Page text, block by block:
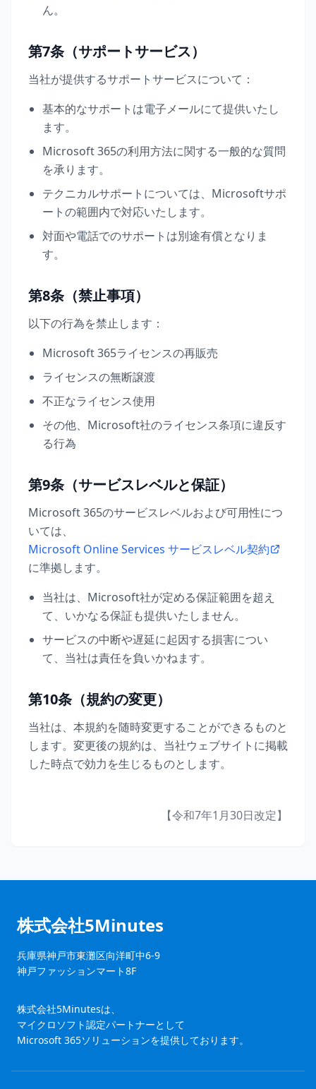
ん。
第7条（サポートサービス）
当社が提供するサポートサービスについて：
基本的なサポートは電子メールにて提供いたし
ます。
Microsoft 365の利用方法に関する一般的な質問
を承ります。
テクニカルサポートについては、Microsoftサポ
ートの範囲内で対応いたします。
対面や電話でのサポートは別途有償となりま
す。
第8条（禁止事項）
以下の行為を禁止します：
Microsoft 365ライセンスの再販売
ライセンスの無断譲渡
不正なライセンス使用
その他、Microsoft社のライセンス条項に違反す
る行為
第9条（サービスレベルと保証）
Microsoft 365のサービスレベルおよび可用性につ
いては、
Microsoft Online Services サービスレベル契約
に準拠します。
当社は、Microsoft社が定める保証範囲を超え
て、いかなる保証も提供いたしません。
サービスの中断や遅延に起因する損害につい
て、当社は責任を負いかねます。
第10条（規約の変更）
当社は、本規約を随時変更することができるものと
します。変更後の規約は、当社ウェブサイトに掲載
した時点で効力を生じるものとします。
【令和7年1月30日改定】
株式会社5Minutes
兵庫県神戸市東灘区向洋町中6-9
神戸ファッションマート8F
株式会社5Minutesは、
マイクロソフト認定パートナーとして
Microsoft 365ソリューションを提供しております。